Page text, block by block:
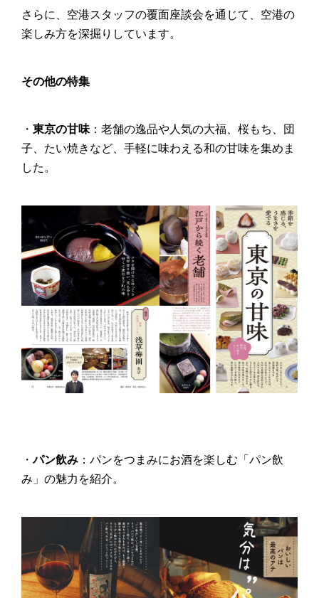
さらに、空港スタッフの覆面座談会を通じて、空港の
楽しみ方を深掘りしています。​
その他の特集
・ 東京の甘味：​老舗の逸品や人気の大福、桜もち、団
子、たい焼きなど、手軽に味わえる和の甘味を集めま
した。​
・パン飲み ：​パンをつまみにお酒を楽しむ「パン飲
み」の魅力を紹介。​